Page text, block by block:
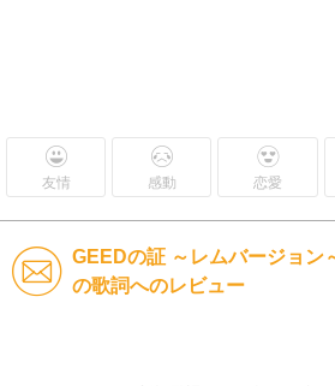
友情 感動 恋愛
GEEDの証 ～レムバージョン
の歌詞へのレビュー